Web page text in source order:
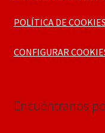
POLÍTICA DE COOKIES
CONFIGURAR
Encuéntranos